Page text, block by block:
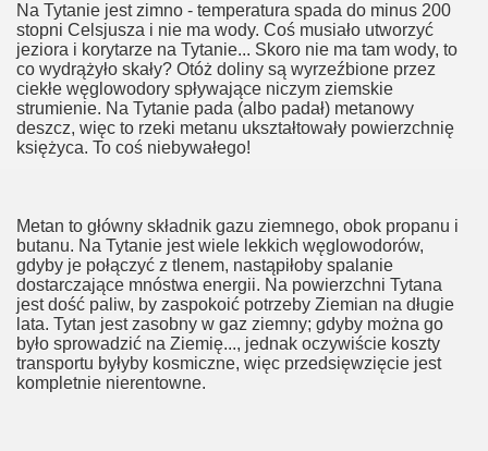
Na Tytanie jest zimno - temperatura spada do minus 200
stopni Celsjusza i nie ma wody. Coś musiało utworzyć
jeziora i korytarze na Tytanie... Skoro nie ma tam wody, to
co wydrążyło skały? Otóż doliny są wyrzeźbione przez
ciekłe węglowodory spływające niczym ziemskie
strumienie. Na Tytanie pada (albo padał) metanowy
deszcz, więc to rzeki metanu ukształtowały powierzchnię
księżyca. To coś niebywałego!
Metan to główny składnik gazu ziemnego, obok propanu i
butanu. Na Tytanie jest wiele lekkich węglowodorów,
gdyby je połączyć z tlenem, nastąpiłoby spalanie
dostarczające mnóstwa energii. Na powierzchni Tytana
jest dość paliw, by zaspokoić potrzeby Ziemian na długie
lata. Tytan jest zasobny w gaz ziemny; gdyby można go
było sprowadzić na Ziemię..., jednak oczywiście koszty
transportu byłyby kosmiczne, więc przedsięwzięcie jest
kompletnie nierentowne.